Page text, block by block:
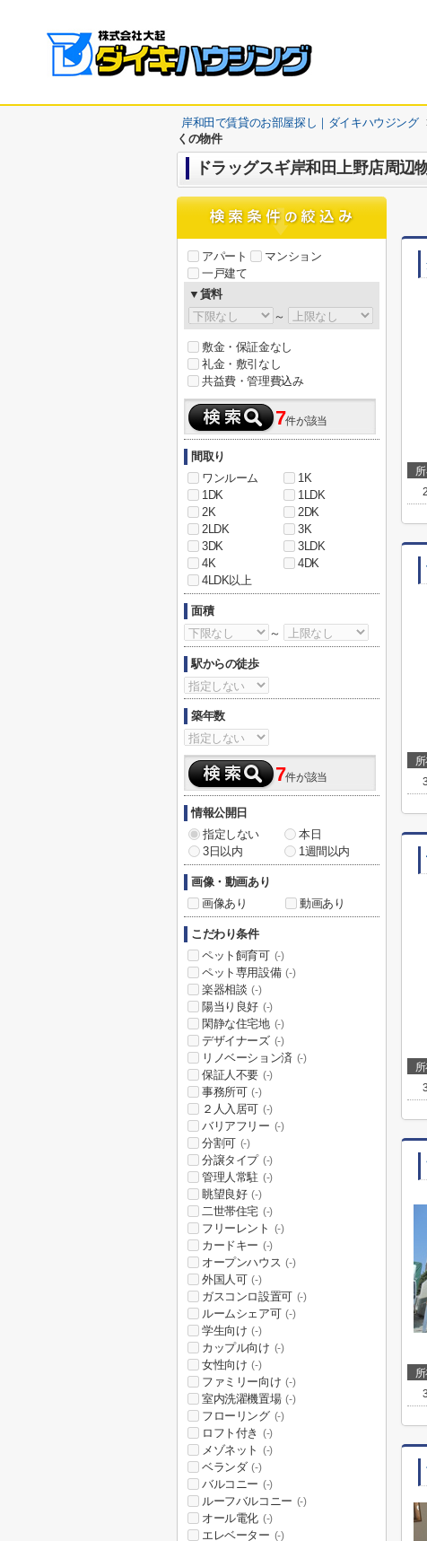
岸和田で賃貸のお部屋探し｜ダイキハウジング
くの物件
ドラッグスギ岸和田上野店周辺
アパート
マンション
一戸建て
▼賃料
～
敷金・保証金なし
礼金・敷引なし
共益費・管理費込み
7件が該当
間取り
ワンルーム
1K
1DK
1LDK
2K
2DK
2LDK
3K
3DK
3LDK
4K
4DK
4LDK以上
面積
～
駅からの徒歩
築年数
7件が該当
情報公開日
指定しない
本日
3日以内
1週間以内
画像・動画あり
画像あり
動画あり
こだわり条件
ペット飼育可 (-)
ペット専用設備 (-)
楽器相談 (-)
陽当り良好 (-)
閑静な住宅地 (-)
デザイナーズ (-)
リノベーション済 (-)
保証人不要 (-)
事務所可 (-)
２人入居可 (-)
バリアフリー (-)
分割可 (-)
分譲タイプ (-)
管理人常駐 (-)
眺望良好 (-)
二世帯住宅 (-)
フリーレント (-)
カードキー (-)
オープンハウス (-)
外国人可 (-)
ガスコンロ設置可 (-)
ルームシェア可 (-)
学生向け (-)
カップル向け (-)
女性向け (-)
ファミリー向け (-)
室内洗濯機置場 (-)
フローリング (-)
ロフト付き (-)
メゾネット (-)
ベランダ (-)
バルコニー (-)
ルーフバルコニー (-)
オール電化 (-)
エレベーター (-)